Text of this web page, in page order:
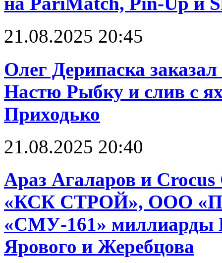
21.08.2025 20:45
Олег Дерипаска
Настю Рыбку и слив с
Приходько
21.08.2025 20:40
Араз Агаларов и
«КСК СТРОЙ», ООО
«СМУ-161» миллиарды
Ярового и Жеребцова